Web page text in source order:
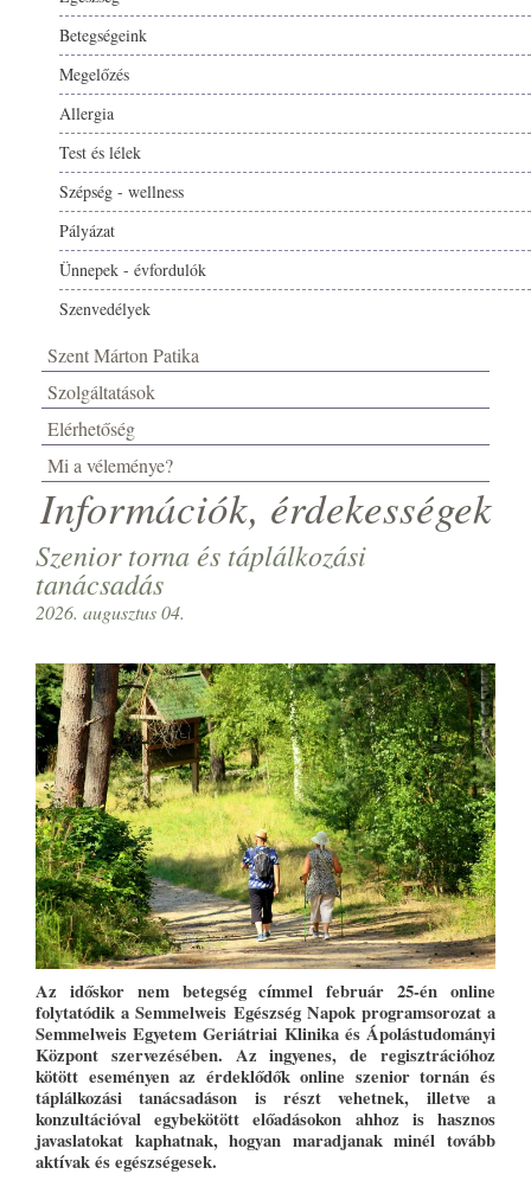
Betegségeink
Megelőzés
Allergia
Test és lélek
Szépség - wellness
Pályázat
Ünnepek - évfordulók
Szenvedélyek
Szent Márton Patika
Szolgáltatások
Elérhetőség
Mi a véleménye?
Információk, érdekességek
Szenior torna és táplálkozási
tanácsadás
2026. augusztus 04.
Az időskor nem betegség címmel február 25-én online
folytatódik a Semmelweis Egészség Napok programsorozat a
Semmelweis Egyetem Geriátriai Klinika és Ápolástudományi
Központ szervezésében. Az ingyenes, de regisztrációhoz
kötött eseményen az érdeklődők online szenior tornán és
táplálkozási tanácsadáson is részt vehetnek, illetve a
konzultációval egybekötött előadásokon ahhoz is hasznos
javaslatokat kaphatnak, hogyan maradjanak minél tovább
aktívak és egészségesek.